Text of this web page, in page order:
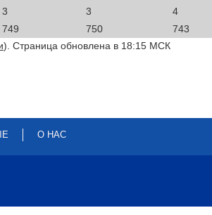
3 3 4
749 750 743
). Страница обновлена в 18:15 МСК
О НАС